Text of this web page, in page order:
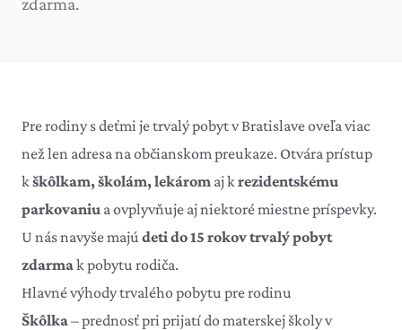
Pre rodiny s deťmi je trvalý pobyt v Bratislave oveľa viac
než len adresa na občianskom preukaze. Otvára prístup
kškôlkam, školám, lekárom aj krezidentskému
parkovaniu a ovplyvňuje aj niektoré miestne príspevky.
U nás navyše majú deti do 15 rokov trvalý pobyt
zdarmak pobytu rodiča.
Hlavné výhody trvalého pobytu pre rodinu
Škôlka– prednosť pri prijatí domaterskej školy v